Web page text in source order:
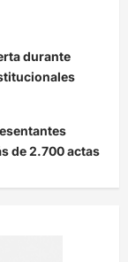
durante
de 2.700 actas